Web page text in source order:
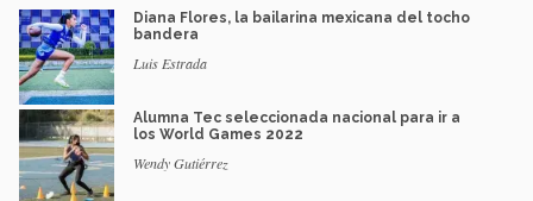
Diana Flores, la bailarina mexicana del tocho
bandera
Luis Estrada
Alumna Tec seleccionada nacional para ir a
los World Games 2022
Wendy Gutiérrez